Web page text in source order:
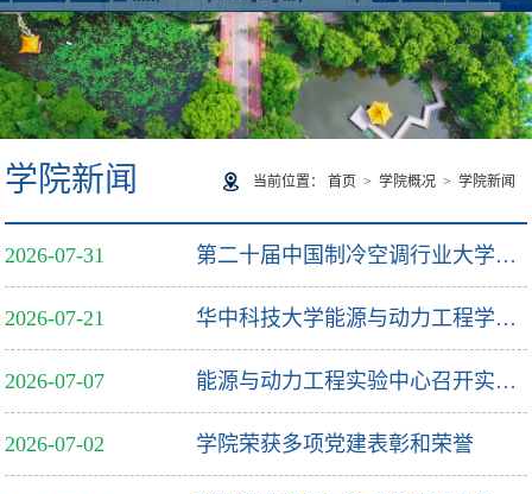
学院新闻 当前位置： 首页 > 学院概况> 学院新闻
2026-07-31 第二十届中国制冷空调行业大学生科技竞赛顺利举办
2026-07-21 华中科技大学能源与动力工程学院2026年“清洁能源论坛”顺利举行
2026-07-07 能源与动力工程实验中心召开实验教学工作研讨会暨开展期末实验室安全检查
2026-07-02 学院荣获多项党建表彰和荣誉